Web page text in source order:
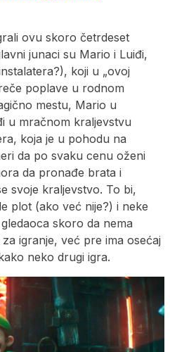
ovu skoro četrdeset
junaci su Mario i Luiđi,
koji u „ovoj
poplave u rodnom
mestu, Mario u
u mračnom kraljevstvu
koja je u pohodu na
da po svaku cenu oženi
da pronađe brata i
svoje kraljevstvo. To bi,
plot (ako već nije?) i neke
skoro da nema
igranje, već pre ima osećaj
neko drugi igra.